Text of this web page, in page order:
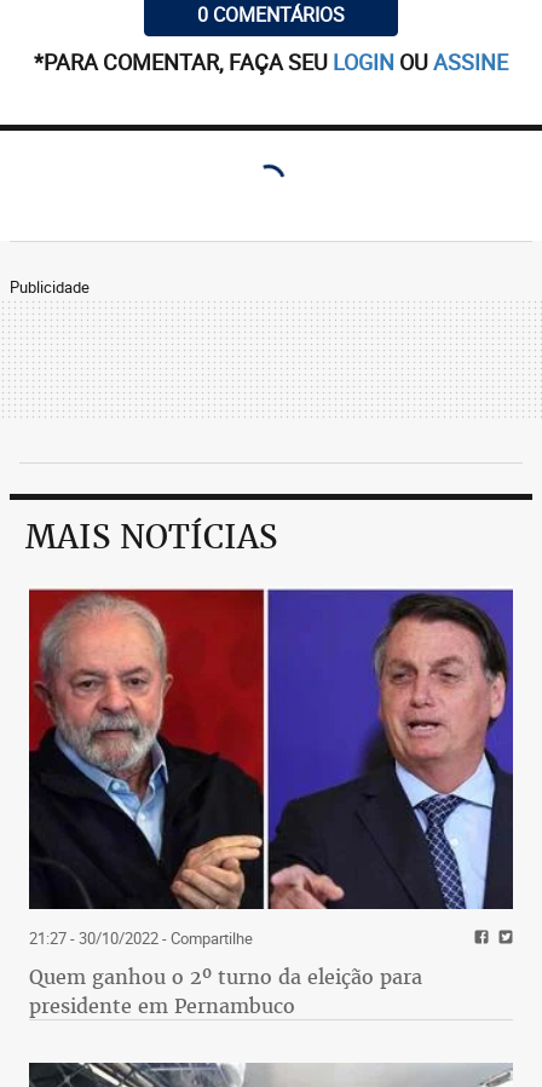
0 COMENTÁRIOS
*PARA COMENTAR, FAÇA SEU LOGIN OUASSINE
Publicidade
MAIS NOTÍCIAS
21:27 - 30/10/2022- Compartilhe
Quem ganhou o 2º turno da eleição para
presidente em Pernambuco